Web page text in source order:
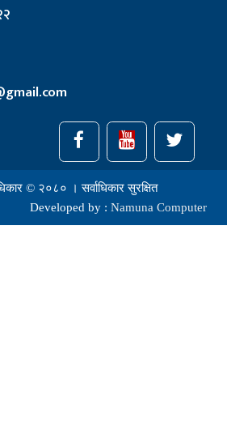
© २०८० । सर्वाधिकार सुरक्षित
Developed by : Namuna Computer